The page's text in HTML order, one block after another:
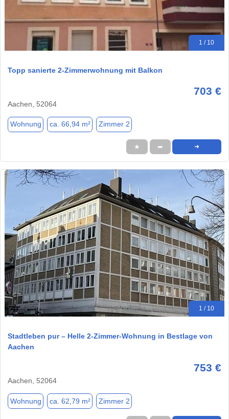
1 / 10
Topp sanierte 2-Zimmerwohnung mit Balkon
703 €
Aachen, 52064
Wohnung ca. 66,94 m² Zimmer 2
★ ➦ ➜
1 / 10
Stadtleben pur – Helle 2-Zimmer-Wohnung in Bestlage von
Aachen
753 €
Aachen, 52064
Wohnung ca. 62,79 m² Zimmer 2